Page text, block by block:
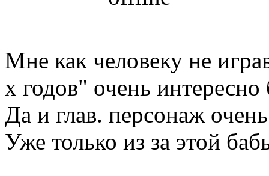
Мне как человеку не
х годов" очень
Да и глав. персонаж
Уже только из за этой